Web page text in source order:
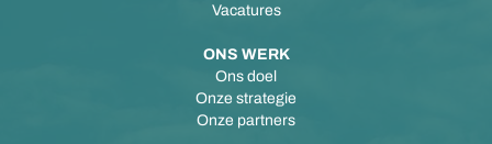
Vacatures
ONS WERK
Ons doel
Onze strategie
Onze partners